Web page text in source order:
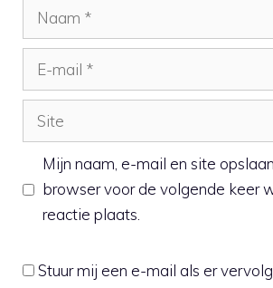
Naam
mail
Site
Mijn naam, e-mail en site
browser voor de volgende keer
reactie plaats.
Stuur mij een e-mail als er